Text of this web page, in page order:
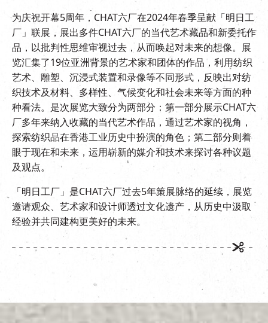
为庆祝开幕5周年，CHAT六厂在2024年春季呈献「明日工
厂」联展，展出多件CHAT六厂的当代艺术藏品和新委托作
品，以批判性思维审视过去，从而唤起对未来的想像。展
览汇集了19位亚洲背景的艺术家和团体的作品，利用纺织
艺术、雕塑、沉浸式装置和录像等不同形式，反映出对纺
织技术及材料、多样性、气候变化和社会未来等方面的种
种看法。是次展览大致分为两部分：第一部分展示CHAT六
厂多年来纳入收藏的当代艺术作品，通过艺术家的视角，
探索纺织品在香港工业历史中扮演的角色；第二部分则着
眼于现在和未来，运用崭新的媒介和技术来探讨各种议题
及观点。
「明日工厂」是CHAT六厂过去5年策展脉络的延续，展览
邀请观众、艺术家和设计师透过文化遗产，从历史中汲取
经验并共同建构更美好的未来。